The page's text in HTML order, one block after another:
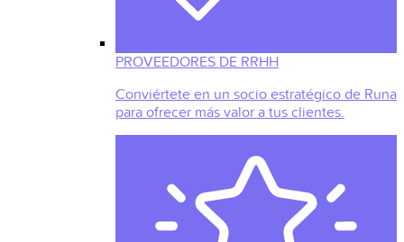
PROVEEDORES DE RRHH
Conviértete en un socio estratégico de Runa
para ofrecer más valor a tus clientes.